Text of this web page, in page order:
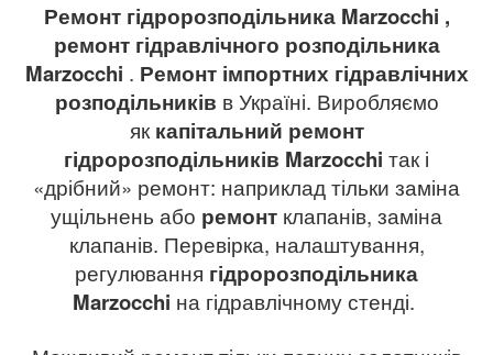
Ремонт гідророзподільника Marzocchi ,
ремонт гідравлічного розподільника
Marzocchi . Ремонт імпортних гідравлічних
розподільників в Україні. Виробляємо
яккапітальний ремонт
гідророзподільників Marzocchi так і
«дрібний» ремонт: наприклад тільки заміна
ущільнень або ремонт клапанів, заміна
клапанів. Перевірка, налаштування,
регулювання гідророзподільника
Marzocchi на гідравлічному стенді.